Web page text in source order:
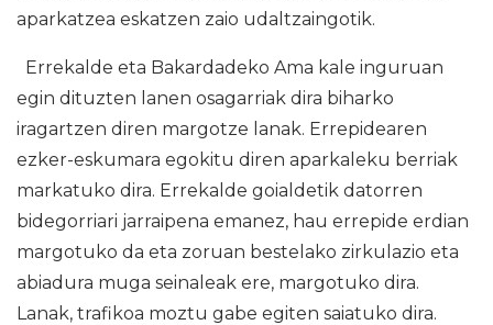
aparkatzea eskatzen zaio udaltzaingotik.
Errekalde eta Bakardadeko Ama kale inguruan
egin dituzten lanen osagarriak dira biharko
iragartzen diren margotze lanak. Errepidearen
ezker-eskumara egokitu diren aparkaleku berriak
markatuko dira. Errekalde goialdetik datorren
bidegorriari jarraipena emanez, hau errepide erdian
margotuko da eta zoruan bestelako zirkulazio eta
abiadura muga seinaleak ere, margotuko dira.
Lanak, trafikoa moztu gabe egiten saiatuko dira.